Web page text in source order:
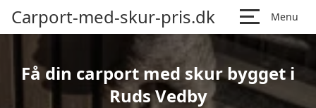
Carport-med-skur-pris.dk Menu
Få din carport med skur bygget i
Ruds Vedby